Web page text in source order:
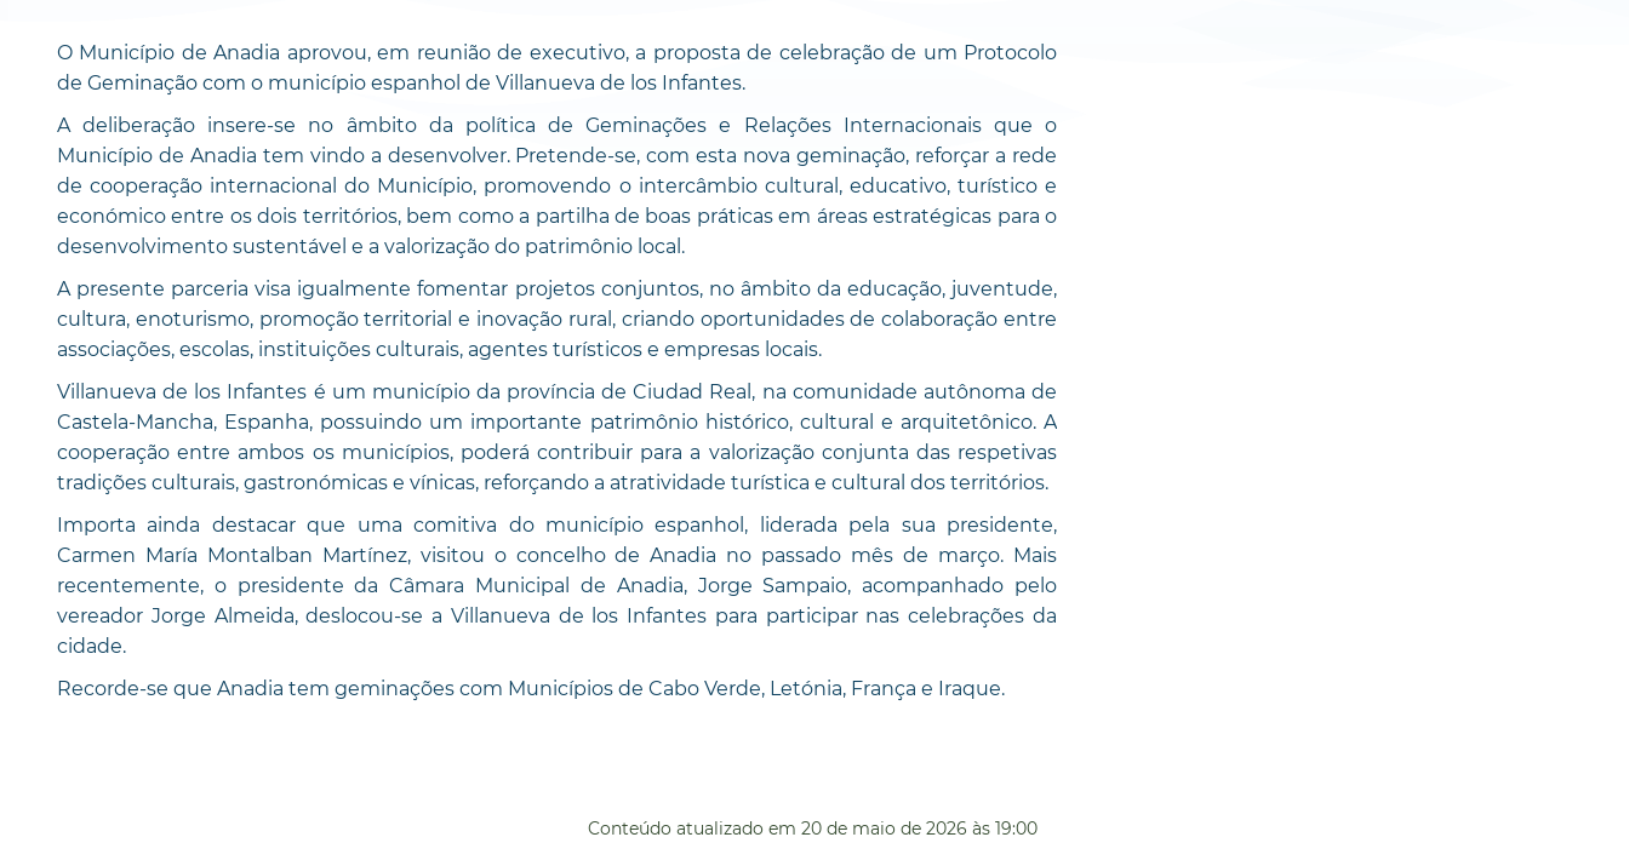
O Município de Anadia aprovou, em reunião de executivo, a proposta de celebração de um Protocolo
de Geminação com o município espanhol de Villanueva de los Infantes.
A deliberação insere-se no âmbito da política de Geminações e Relações Internacionais que o
Município de Anadia tem vindo a desenvolver. Pretende-se, com esta nova geminação, reforçar a rede
de cooperação internacional do Município, promovendo o intercâmbio cultural, educativo, turístico e
económico entre os dois territórios, bem como a partilha de boas práticas em áreas estratégicas para o
desenvolvimento sustentável e a valorização do patrimônio local.
A presente parceria visa igualmente fomentar projetos conjuntos, no âmbito da educação, juventude,
cultura, enoturismo, promoção territorial e inovação rural, criando oportunidades de colaboração entre
associações, escolas, instituições culturais, agentes turísticos e empresas locais.
Villanueva de los Infantes é um município da província de Ciudad Real, na comunidade autônoma de
Castela-Mancha, Espanha, possuindo um importante patrimônio histórico, cultural e arquitetônico. A
cooperação entre ambos os municípios, poderá contribuir para a valorização conjunta das respetivas
tradições culturais, gastronómicas e vínicas, reforçando a atratividade turística e cultural dos territórios.
Importa ainda destacar que uma comitiva do município espanhol, liderada pela sua presidente,
Carmen María Montalban Martínez, visitou o concelho de Anadia no passado mês de março. Mais
recentemente, o presidente da Câmara Municipal de Anadia, Jorge Sampaio, acompanhado pelo
vereador Jorge Almeida, deslocou-se a Villanueva de los Infantes para participar nas celebrações da
cidade.
Recorde-se que Anadia tem geminações com Municípios de Cabo Verde, Letónia, França e Iraque.
Conteúdo atualizado em 20 de maio de 2026 às 19:00